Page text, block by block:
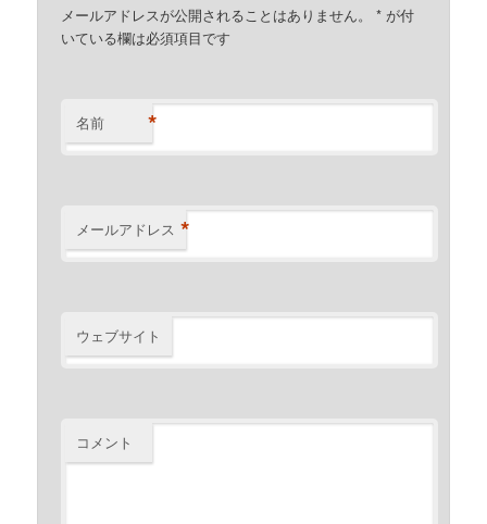
メールアドレスが公開されることはありません。* が付
いている欄は必須項目です
名前 *
メールアドレス *
ウェブサイト
コメント